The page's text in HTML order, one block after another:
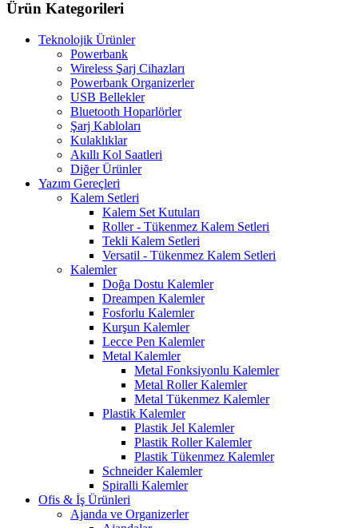
var.
Seçenekler
ürün
sayfasından
seçilebilir
Ürün Kategorileri
Teknolojik Ürünler
Powerbank
Wireless Şarj Cihazları
Powerbank Organizerler
USB Bellekler
Bluetooth Hoparlörler
Şarj Kabloları
Kulaklıklar
Akıllı Kol Saatleri
Diğer Ürünler
Yazım Gereçleri
Kalem Setleri
Kalem Set Kutuları
Roller - Tükenmez Kalem Setleri
Tekli Kalem Setleri
Versatil - Tükenmez Kalem Setleri
Kalemler
Doğa Dostu Kalemler
Dreampen Kalemler
Fosforlu Kalemler
Kurşun Kalemler
Lecce Pen Kalemler
Metal Kalemler
Metal Fonksiyonlu Kalemler
Metal Roller Kalemler
Metal Tükenmez Kalemler
Plastik Kalemler
Plastik Jel Kalemler
Plastik Roller Kalemler
Plastik Tükenmez Kalemler
Schneider Kalemler
Spiralli Kalemler
Ofis & İş Ürünleri
Ajanda ve Organizerler